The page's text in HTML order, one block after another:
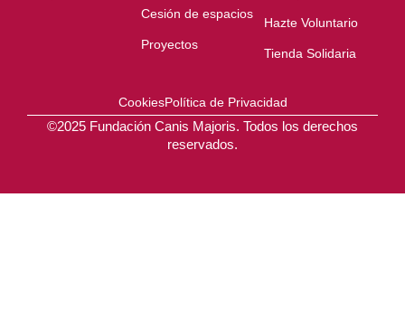
Cesión de espacios
Proyectos
Hazte Voluntario
Tienda Solidaria
CookiesPolítica de Privacidad
©2025 Fundación Canis Majoris. Todos los derechos
reservados.